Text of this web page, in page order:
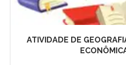
ATIVIDADE DE